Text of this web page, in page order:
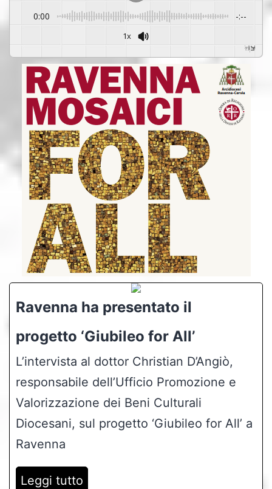
0:00 -:--
1x
GSpeech
Ravenna ha presentato il
progetto ‘Giubileo for All’
L’intervista al dottor Christian D’Angiò,
responsabile dell’Ufficio Promozione e
Valorizzazione dei Beni Culturali
Diocesani, sul progetto ‘Giubileo for All’ a
Ravenna
Leggi tutto